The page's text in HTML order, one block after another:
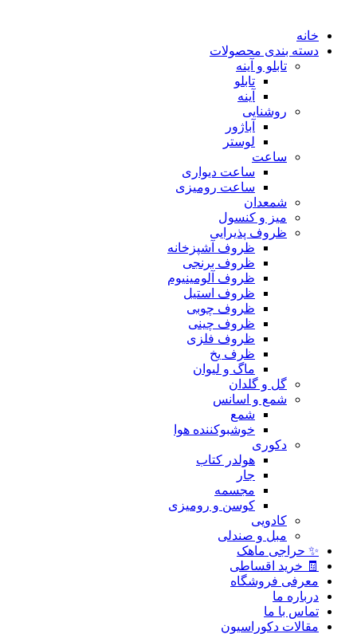
خانه
دسته بندی محصولات
تابلو و آینه
تابلو
آینه
روشنایی
آباژور
لوستر
ساعت
ساعت دیواری
ساعت رومیزی
شمعدان
میز و کنسول
ظروف پذیرایی
ظروف آشپزخانه
ظروف برنجی
ظروف آلومینیوم
ظروف استیل
ظروف چوبی
ظروف چینی
ظروف فلزی
ظرف یخ
ماگ و لیوان
گل و گلدان
شمع و اسانس
شمع
خوشبوکننده هوا
دکوری
هولدر کتاب
جار
مجسمه
کوسن و رومیزی
کادویی
مبل و صندلی
✨ حراجی ماهک
🧾 خرید اقساطی
معرفی فروشگاه
درباره ما
تماس با ما
مقالات دکوراسیون